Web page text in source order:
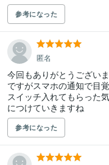
参考になった
匿名
今回もありがとうござい
ですがスマホの通知で目
スイッチ入れてもらった
につけていきますね
参考になった